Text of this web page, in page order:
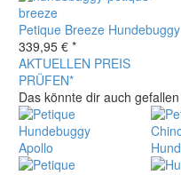
Petique Breeze Hundebuggy
339,95 € *
AKTUELLEN PREIS
PRÜFEN*
Das könnte dir auch gefallen